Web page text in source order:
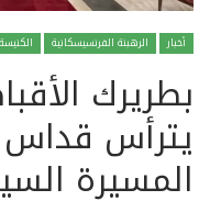
أخبار الرهبنة الفرنسيسكانية
بطريرك
يترأس قداس
المسيرة